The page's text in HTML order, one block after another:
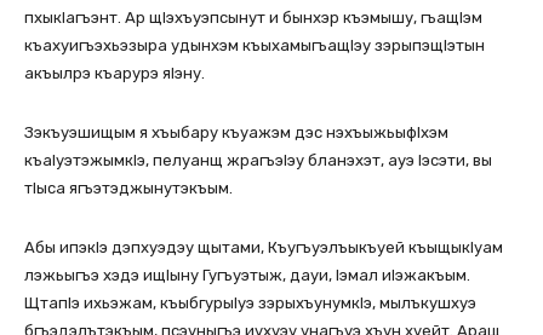
пхыкIагъэнт. Ар щIэхъуэпсынут и бынхэр къэмышу, гъащIэм
къахуигъэхьэзыра удынхэм къыхамыгъащIэу зэрыпэщIэтын
акъылрэ къарурэ яIэну.
Зэкъуэшищым я хъыбару къуажэм дэс нэхъыжьыфIхэм
къаIуэтэжымкIэ, пелуанщ жрагъэIэу бланэхэт, ауэ Iэсэти, вы
тIыса ягъэтэджынутэкъым.
Абы ипэкIэ дэпхуэдэу щытами, Къугъуэлъыкъуей къыщыкIуам
лэжьыгъэ хэдэ ищIыну Гугъуэтыж, дауи, Iэмал иIэжакъым.
ЩтапIэ ихьэжам, къыбгурыIуэ зэрыхъунумкIэ, мылъкушхуэ
бгъэдэлътэкъым, псэуныгъэ иухуэу унагъуэ хъун хуейт. Аращ